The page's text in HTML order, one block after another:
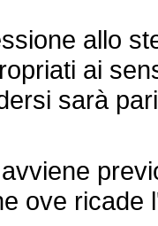
allo
ai
sarà
ove